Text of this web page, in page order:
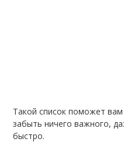
Такой список поможет
забыть ничего важного,
быстро.